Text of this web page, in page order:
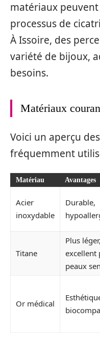
matériaux
processus de
À Issoire, des
variété de bijoux,
besoins.
Matériaux
Voici un aperçu
fréquemment
Matériau Avantages
Acier
inoxydable
Durable,
Titane
Plus léger,
excellent
peaux
Or médical